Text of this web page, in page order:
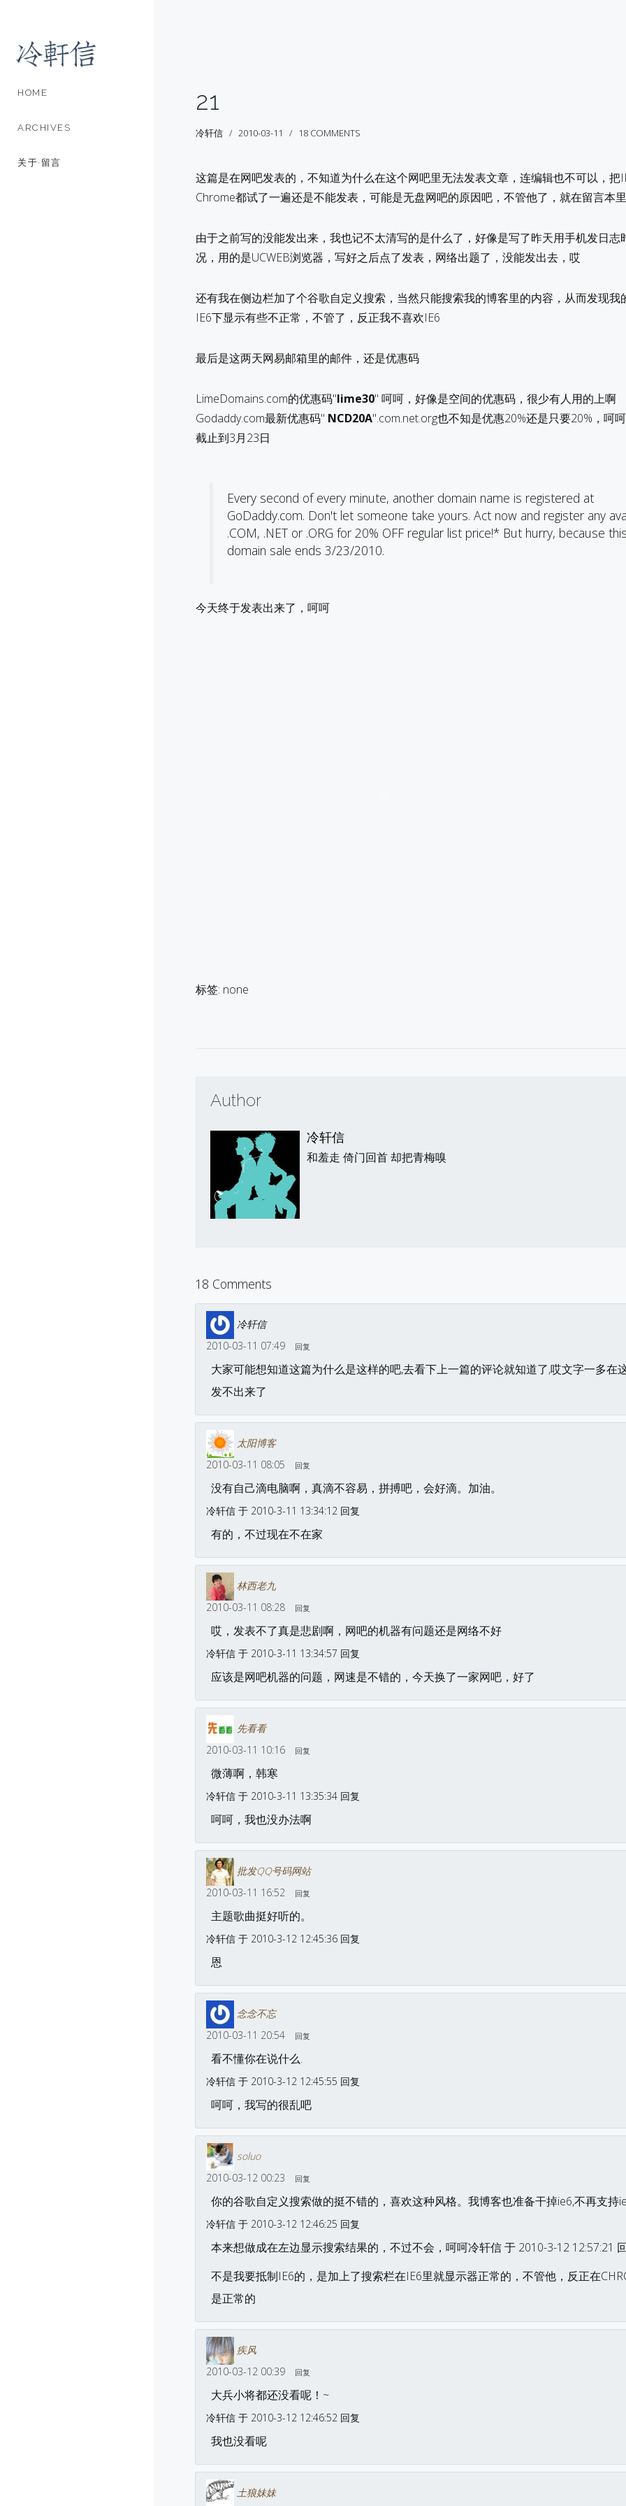
HOME
ARCHIVES
关于·留言
21
冷轩信 2010-03-11 18 COMMENTS
这篇是在网吧发表的，不知道为什么在这个网吧里无法发表文章，连编辑也不可以，把
Chrome都试了一遍还是不能发表，可能是无盘网吧的原因吧，不管他了，就在留言本
由于之前写的没能发出来，我也记不太清写的是什么了，好像是写了昨天用手机发日志
况，用的是UCWEB浏览器，写好之后点了发表，网络出题了，没能发出去，哎
还有我在侧边栏加了个谷歌自定义搜索，当然只能搜索我的博客里的内容，从而发现我
IE6下显示有些不正常，不管了，反正我不喜欢IE6
最后是这两天网易邮箱里的邮件，还是优惠码
LimeDomains.com的优惠码"lime30" 呵呵，好像是空间的优惠码，很少有人用的上啊
Godaddy.com最新优惠码" NCD20A".com.net.org也不知是优惠20%还是只要20%，呵
截止到3月23日
Every second of every minute, another domain name is registered at
GoDaddy.com. Don't let someone take yours. Act now and register any
.COM, .NET or .ORG for 20% OFF regular list price!* But hurry, because
domain sale ends 3/23/2010.
今天终于发表出来了，呵呵
标签: none
Author
冷轩信
和羞走 倚门回首 却把青梅嗅
18 Comments
冷轩信
2010-03-11 07:49
回复
大家可能想知道这篇为什么是这样的吧,去看下上一篇的评论就知道了,哎文字一多在
发不出来了
太阳博客
2010-03-11 08:05
回复
没有自己滴电脑啊，真滴不容易，拼搏吧，会好滴。加油。
冷轩信 于 2010-3-11 13:34:12 回复
有的，不过现在不在家
林西老九
2010-03-11 08:28
回复
哎，发表不了真是悲剧啊，网吧的机器有问题还是网络不好
冷轩信 于 2010-3-11 13:34:57 回复
应该是网吧机器的问题，网速是不错的，今天换了一家网吧，好了
先看看
2010-03-11 10:16
回复
微薄啊，韩寒
冷轩信 于 2010-3-11 13:35:34 回复
呵呵，我也没办法啊
批发QQ号码网站
2010-03-11 16:52
回复
主题歌曲挺好听的。
冷轩信 于 2010-3-12 12:45:36 回复
恩
念念不忘
2010-03-11 20:54
回复
看不懂你在说什么.
冷轩信 于 2010-3-12 12:45:55 回复
呵呵，我写的很乱吧
soluo
2010-03-12 00:23
回复
你的谷歌自定义搜索做的挺不错的，喜欢这种风格。我博客也准备干掉ie6,不再支持
冷轩信 于 2010-3-12 12:46:25 回复
本来想做成在左边显示搜索结果的，不过不会，呵呵冷轩信 于 2010-3-12 12:57:21
不是我要抵制IE6的，是加上了搜索栏在IE6里就显示器正常的，不管他，反正在
是正常的
疾风
2010-03-12 00:39
回复
大兵小将都还没看呢！~
冷轩信 于 2010-3-12 12:46:52 回复
我也没看呢
土狼妹妹